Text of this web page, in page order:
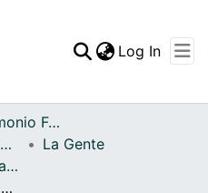
Statistics
Log In
Archivo del Patrimonio Fotográfico y Fílmico del Valle del Cauca
Fondo Archivo del Patrimonio Fotográfico y Fílmico del Valle del Cauca
La Gente
APFFVC - El Pueblo - Patrimonial
Familia Herrera Sierra de paseo en Pance